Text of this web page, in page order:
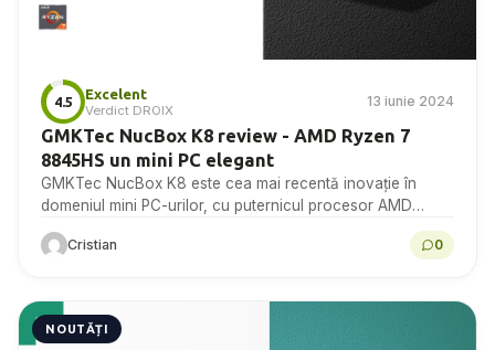
4.5
Excelent
Verdict DROIX
13 iunie 2024
GMKTec NucBox K8 review - AMD Ryzen 7
8845HS un mini PC elegant
GMKTec NucBox K8 este cea mai recentă inovație în
domeniul mini PC-urilor, cu puternicul procesor AMD
Cristian 0
NOUTĂȚI